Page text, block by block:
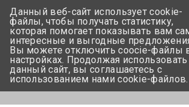
Данный веб-сайт использует cookie-
файлы, чтобы получать статистику,
которая помогает показывать вам
интересные и выгодные
Вы можете отключить coocie-файлы
настройках. Продолжая использовать
данный сайт, вы соглашаетесь с
использованием нами cookie-файлов.